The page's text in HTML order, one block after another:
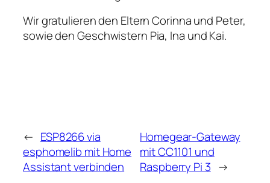
Wir gratulieren den Eltern Corinna und Peter,
sowie den Geschwistern Pia, Ina und Kai.
← ESP8266 via
esphomelib mit Home
Assistant verbinden
Homegear-Gateway
mit CC1101 und
Raspberry Pi 3 →